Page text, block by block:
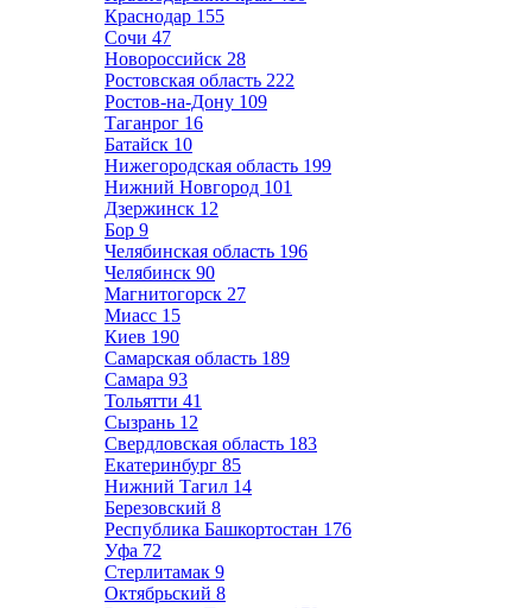
Краснодар 155
Сочи 47
Новороссийск 28
Ростовская область 222
Ростов-на-Дону 109
Таганрог 16
Батайск 10
Нижегородская область 199
Нижний Новгород 101
Дзержинск 12
Бор 9
Челябинская область 196
Челябинск 90
Магнитогорск 27
Миасс 15
Киев 190
Самарская область 189
Самара 93
Тольятти 41
Сызрань 12
Свердловская область 183
Екатеринбург 85
Нижний Тагил 14
Березовский 8
Республика Башкортостан 176
Уфа 72
Стерлитамак 9
Октябрьский 8